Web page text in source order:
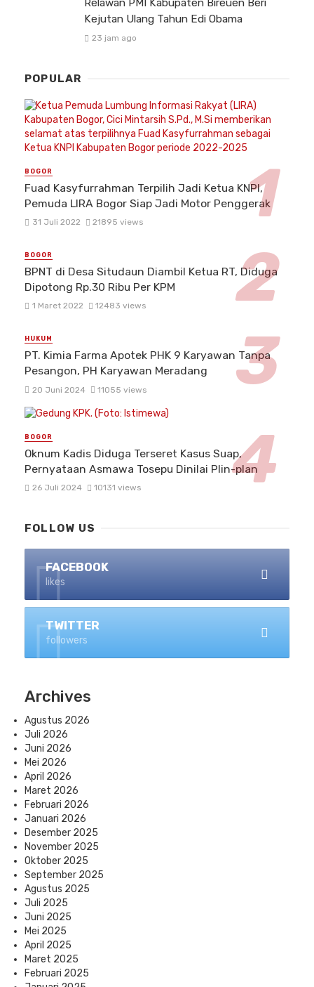
Relawan PMI Kabupaten Bireuen Beri
Kejutan Ulang Tahun Edi Obama
23 jam ago
POPULAR
BOGOR
Fuad Kasyfurrahman Terpilih Jadi Ketua KNPI,
Pemuda LIRA Bogor Siap Jadi Motor Penggerak
31 Juli 2022 21895 views
BOGOR
BPNT di Desa Situdaun Diambil Ketua RT, Diduga
Dipotong Rp.30 Ribu Per KPM
1 Maret 2022 12483 views
HUKUM
PT. Kimia Farma Apotek PHK 9 Karyawan Tanpa
Pesangon, PH Karyawan Meradang
20 Juni 2024 11055 views
BOGOR
Oknum Kadis Diduga Terseret Kasus Suap,
Pernyataan Asmawa Tosepu Dinilai Plin-plan
26 Juli 2024 10131 views
FOLLOW US
FACEBOOK
likes
TWITTER
followers
Archives
Agustus 2026
Juli 2026
Juni 2026
Mei 2026
April 2026
Maret 2026
Februari 2026
Januari 2026
Desember 2025
November 2025
Oktober 2025
September 2025
Agustus 2025
Juli 2025
Juni 2025
Mei 2025
April 2025
Maret 2025
Februari 2025